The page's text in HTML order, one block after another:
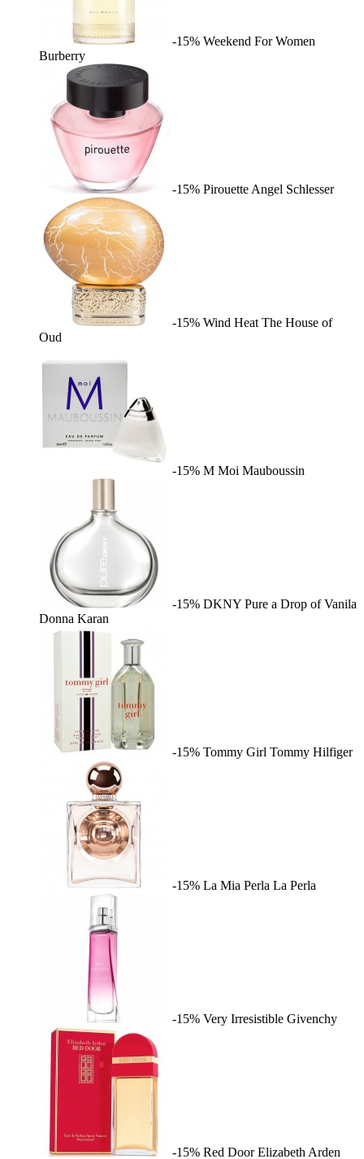
-15% Weekend For Women
Burberry
-15% Pirouette Angel Schlesser
-15% Wind Heat The House of
Oud
-15% M Moi Mauboussin
-15% DKNY Pure a Drop of Vanila
Donna Karan
-15% Tommy Girl Tommy Hilfiger
-15% La Mia Perla La Perla
-15% Very Irresistible Givenchy
-15% Red Door Elizabeth Arden